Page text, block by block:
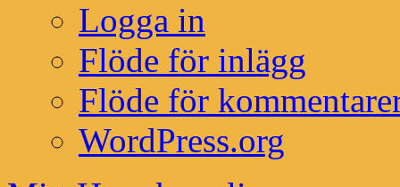
Logga in
Flöde för inlägg
Flöde för
WordPress.org